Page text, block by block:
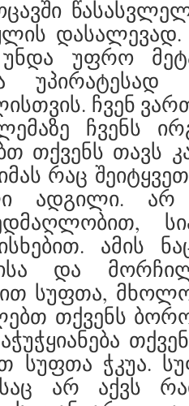
უფრო
ჩვენ ვართ
ჩვენს
თქვენს თავს
რაც
ადგილი.
ამის
და
სუფთა,
თქვენს
სუფთა ჭკუა.
არ აქვს